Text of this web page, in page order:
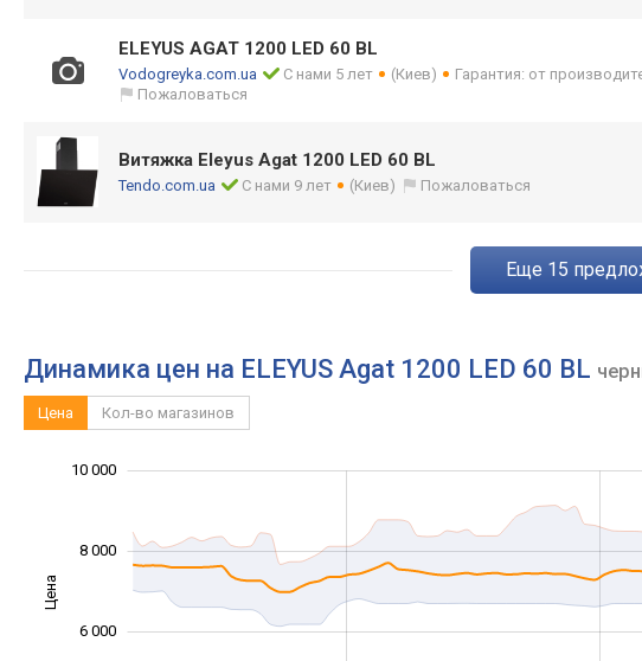
ELEYUS AGAT 1200 LED 60 BL
Vodogreyka.com.ua С нами 5 лет (Киев)
Гарантия: от
Пожаловаться
Витяжка Eleyus Agat 1200 LED 60 BL
Tendo.com.ua С нами 9 лет (Киев) Пожаловаться
eще 15
Динамика цен на ELEYUS Agat 1200 LED 60 BL
Цена Кол-во магазинов
Цена
6 000
8 000
10 000